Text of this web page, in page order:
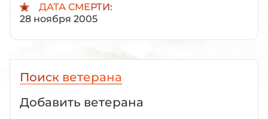
ДАТА СМЕРТИ:
28 ноября 2005
Поиск ветерана
Добавить ветерана